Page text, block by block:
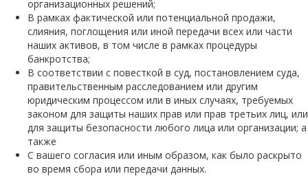
организационных решений;
В рамках фактической или потенциальной продажи,
слияния, поглощения или иной передачи всех или части
наших активов, в том числе в рамках процедуры
банкротства;
В соответствии с повесткой в суд, постановлением суда,
правительственным расследованием или другим
юридическим процессом или в иных случаях, требуемых
законом для защиты наших прав или прав третьих лиц, или
для защиты безопасности любого лица или организации; а
также
С вашего согласия или иным образом, как было раскрыто
во время сбора или передачи данных.